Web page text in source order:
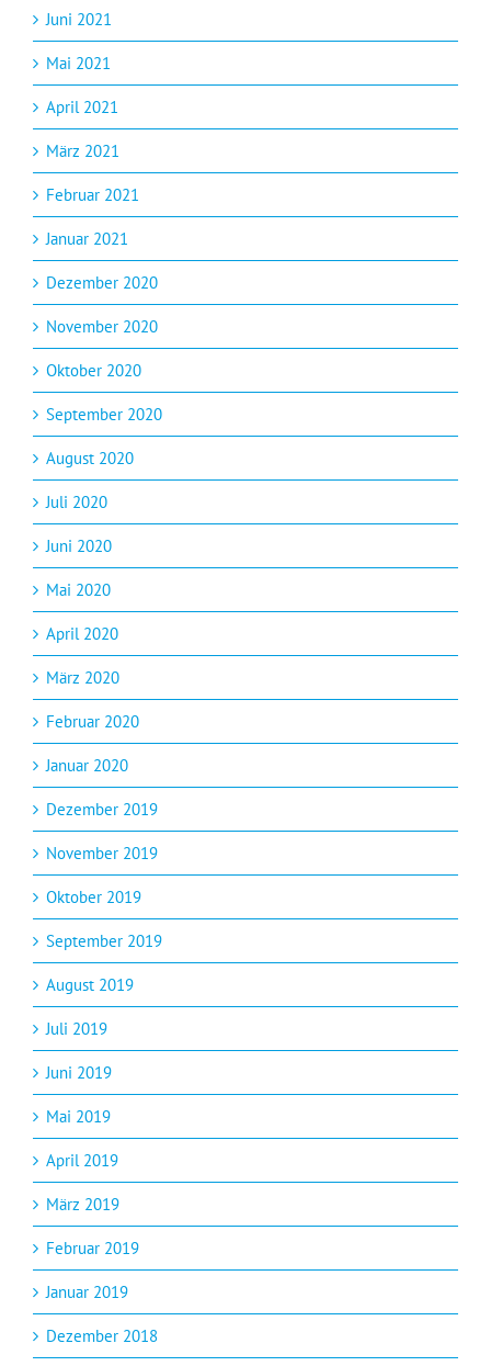
Juni 2021
Mai 2021
April 2021
März 2021
Februar 2021
Januar 2021
Dezember 2020
November 2020
Oktober 2020
September 2020
August 2020
Juli 2020
Juni 2020
Mai 2020
April 2020
März 2020
Februar 2020
Januar 2020
Dezember 2019
November 2019
Oktober 2019
September 2019
August 2019
Juli 2019
Juni 2019
Mai 2019
April 2019
März 2019
Februar 2019
Januar 2019
Dezember 2018